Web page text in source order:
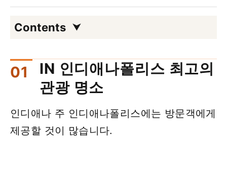
Contents
IN 인디애나폴리스 최고의
관광 명소
인디애나 주 인디애나폴리스에는 방문객에게
제공할 것이 많습니다.